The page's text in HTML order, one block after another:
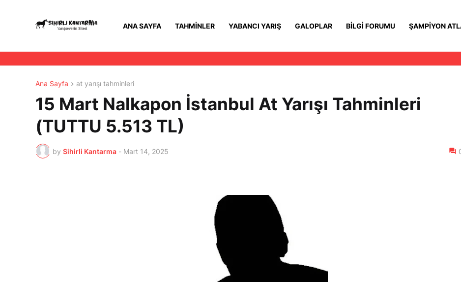
ANA SAYFA TAHMINLER YABANCI YARIŞ GALOPLAR BILGI FORUMU ŞAMPIYON
Ana Sayfa at yarışı tahminleri
15 Mart Nalkapon İstanbul At Yarışı Tahminleri
(TUTTU 5.513 TL)
by Sihirli Kantarma - Mart 14, 2025